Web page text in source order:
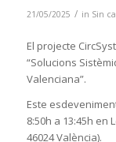
21/05/2025 / in Sin
El projecte
“Solucions
Valenciana”.
Este
8:50h a 13:45h en
46024 València).